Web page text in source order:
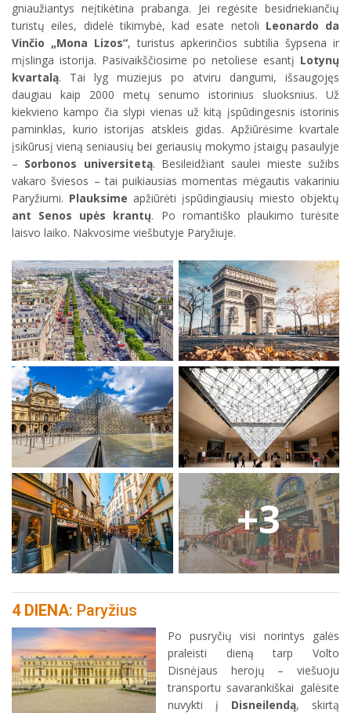
gniaužiantys neįtikėtina prabanga. Jei regėsite besidriekiančių
turistų eiles, didelė tikimybė, kad esate netoli Leonardo da
Vinčio „Mona Lizos“, turistus apkerinčios subtilia šypsena ir
mįslinga istorija. Pasivaikščiosime po netoliese esantį Lotynų
kvartalą. Tai lyg muziejus po atviru dangumi, išsaugojęs
daugiau kaip 2000 metų senumo istorinius sluoksnius. Už
kiekvieno kampo čia slypi vienas už kitą įspūdingesnis istorinis
paminklas, kurio istorijas atskleis gidas. Apžiūrėsime kvartale
įsikūrusį vieną seniausių bei geriausių mokymo įstaigų pasaulyje
– Sorbonos universitetą. Besileidžiant saulei mieste sužibs
vakaro šviesos – tai puikiausias momentas mėgautis vakariniu
Paryžiumi. Plauksime apžiūrėti įspūdingiausių miesto objektų
ant Senos upės krantų. Po romantiško plaukimo turėsite
laisvo laiko. Nakvosime viešbutyje Paryžiuje.
+3
4 DIENA: Paryžius
Po pusryčių visi norintys galės
praleisti dieną tarp Volto
Disnėjaus herojų – viešuoju
transportu savarankiškai galėsite
nuvykti į Disneilendą, skirtą